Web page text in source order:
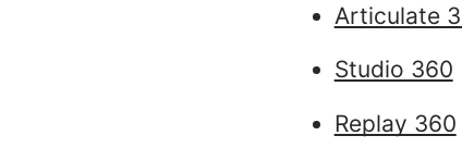
Articulate
Studio 360
Replay 360